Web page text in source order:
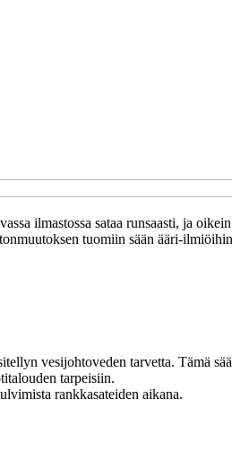
ilmastossa sataa runsaasti, ja
tuomiin sään ääri-
vesijohtoveden tarvetta. Tämä
tarpeisiin.
rankkasateiden aikana.